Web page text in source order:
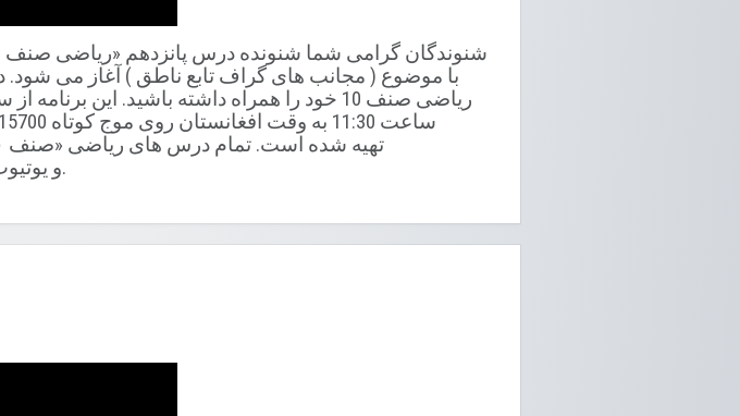
با موضوع ( مجانب های گراف تابع ناطق ) آغاز می شود.
ریاضی صنف 10 خود را همراه داشته باشید. این
(www.rfpi.eu) و یوتیوب رادیو بین المللی برای صلح نیز موجود است.